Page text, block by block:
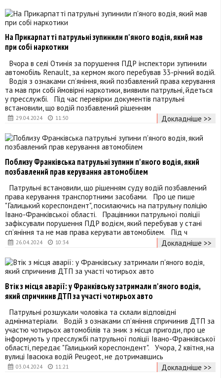
29.04.2024 11:50
На Прикарпатті патрульні зупинили п'яного водія, який мав
при собі наркотики
Вчора в селі Отинія за порушення ПДР інспектори зупинили
автомобіль Renault, за кермом якого перебував 33-річний водій.
Водія з ознаками сп’яніння, який позбавлений права керування
та мав при собі ймовірні наркотики, виявили патрульні, йдеться
у пресслужбі. Під час перевірки документів патрульні
встановили, що водій позбавлений рішенням
Докладніше >>
26.04.2024 10:34
Поблизу Франківська патрульні зупини п'яного водія, який
позбавлений прав керування автомобілем
Патрульні встановили, що рішенням суду водій позбавлений
права керування транспортними засобами. Про це пише
"Галицький кореспондент", посилаючись на патрульну поліцію
Івано-Франківської області. Працівники патрульної поліції
зафіксували порушення ПДР водієм, який перебував у стані
сп’яніння та не мав права керувати автомобілем. Під ч
Докладніше >>
03.04.2024 11:21
Втік з місця аварії: у Франківську затримали п'яного водія,
який спричинив ДТП за участі чотирьох авто
Патрульні розшукали чоловіка та склали відповідні
адмінматеріали. Водій з ознаками сп’яніння спричинив ДТП за
участю чотирьох автомобілів та зник з місця пригоди, про це
інформують у пресслужбі патрульної поліції Івано-Франківської
області, передає "Галицький кореспондент". Учора, 2 квітня, на
вулиці Івасюка водій Peugeot, не дотримавшись
Докладніше >>